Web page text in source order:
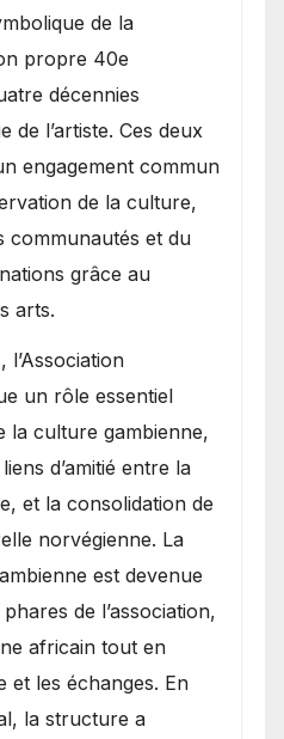
de la
propre 40e
décennies
de l’artiste. Ces deux
engagement commun
de la culture,
communautés et du
grâce au
arts.
l’Association
un rôle essentiel
la culture gambienne,
d’amitié entre la
et la consolidation de
norvégienne. La
est devenue
de l’association,
africain tout en
et les échanges. En
la structure a